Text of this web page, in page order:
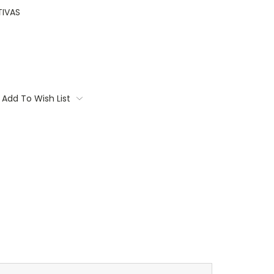
Add To Wish List